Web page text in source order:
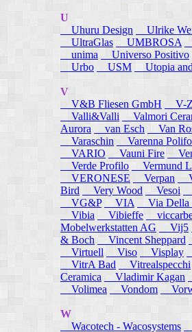
U
Uhuru Design
Ulrike
UltraGlas
UMBROSA
unima
Universo Positivo
Urbo
USM Utopia
V
V&B Fliesen GmbH
V-
Valli&Valli
Valmori
Aurora
van Esch Van
Varaschin
Varenna
VARIO
Vauni Fire
Verde Profilo
Vermund
VERONESE
Verpan
Bird
Very Wood Vesoi
VG&P
VIA Via Della
Vibia
Vibieffe
Mobelwerkstatten AG
Vij5
& Boch
Vincent Sheppard
Virtuell
Viso Visplay
VitrA Bad
Vitrealspecchi
Ceramica
Vladimir Kagan
Volimea
Vondom
W
Wacotech - Wacosystems